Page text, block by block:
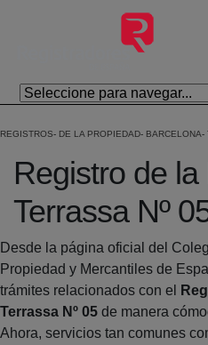
Eduki nagusira joan
REGISTROS DE LA PROPIEDAD BARCELONA
Registro de
Terrassa Nº
Desde la página oficial del
Propiedad y Mercantiles de
trámites relacionados con el
Terrassa Nº 05 de manera
Ahora, servicios tan comunes